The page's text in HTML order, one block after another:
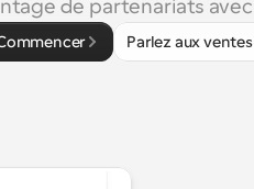
de partenariats
Parlez aux ventes